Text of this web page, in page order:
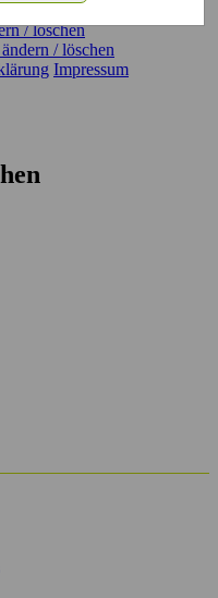
/ löschen
/ löschen
Impressum